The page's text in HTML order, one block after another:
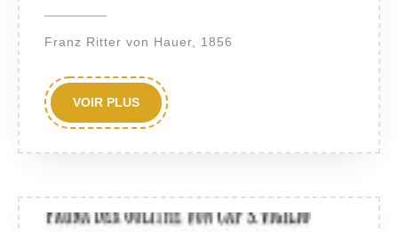
aus
dem
Lias
der
Nordöstlichen
Alpen
Franz Ritter von Hauer, 1856
VOIR PLUSVOIR
PLUS